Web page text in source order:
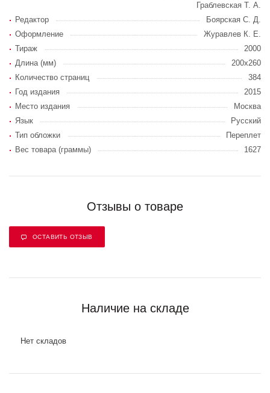
Граблевская Т. А.
Редактор
Боярская С. Д.
Оформление
Журавлев К. Е.
Тираж
2000
Длина (мм)
200х260
Количество страниц
384
Год издания
2015
Место издания
Москва
Язык
Русский
Тип обложки
Переплет
Вес товара (граммы)
1627
Отзывы о товаре
ОСТАВИТЬ ОТЗЫВ
Наличие на складе
Нет складов